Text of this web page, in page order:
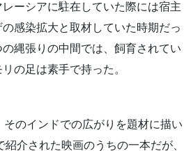
ーシアに駐在していた際には宿主
感染拡大と取材していた時期だっ
縄張りの中間では、飼育されてい
の足は素手で持った。
のインドでの広がりを題材に描い
紹介された映画のうちの一本だが、